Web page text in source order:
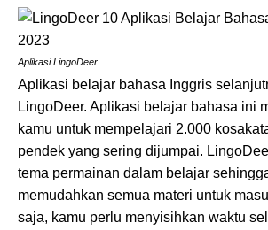
Aplikasi LingoDeer
Aplikasi belajar bahasa Inggris
LingoDeer. Aplikasi belajar bahasa ini
kamu untuk mempelajari 2.000
pendek yang sering dijumpai.
tema permainan dalam belajar
memudahkan semua materi untuk
saja, kamu perlu menyisihkan waktu